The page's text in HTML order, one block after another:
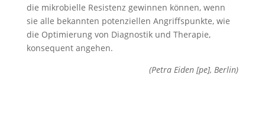
die mikrobielle Resistenz gewinnen können, wenn
sie alle bekannten potenziellen Angriffspunkte, wie
die Optimierung von Diagnostik und Therapie,
konsequent angehen.
(Petra Eiden [pe], Berlin)